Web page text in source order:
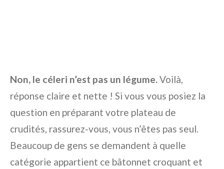
Non, le céleri n’est pas un légume.Voilà,
réponse claire et nette ! Si vous vous posiez la
question en préparant votre plateau de
crudités, rassurez-vous, vous n’êtes pas seul.
Beaucoup de gens se demandent à quelle
catégorie appartient ce bâtonnet croquant et